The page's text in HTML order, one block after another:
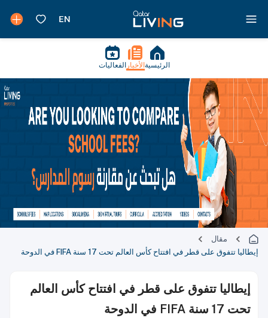
الرئيسية الأخبار الفعاليات
مقال
إيطاليا تتفوق على قطر في افتتاح كأس العالم تحت 17 سنة FIFA في الدوحة
إيطاليا تتفوق على قطر في افتتاح كأس العالم
تحت 17 سنة FIFA في الدوحة